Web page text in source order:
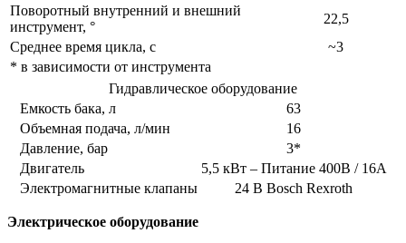
Поворотный внутренний и внешний
инструмент, °
22,5
Среднее время цикла, с
~3
* в зависимости от инструмента
Гидравлическое оборудование
Емкость бака, л
63
Объемная подача, л/мин
16
Давление, бар
3*
Двигатель
5,5 кВт – Питание 400В / 16A
Электромагнитные клапаны
24 В Bosch Rexroth
Электрическое оборудование